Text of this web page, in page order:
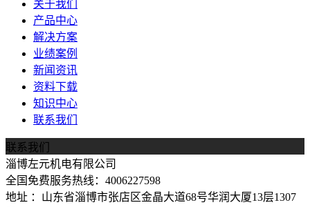
关于我们
产品中心
解决方案
业绩案例
新闻资讯
资料下载
知识中心
联系我们
联系我们
淄博左元机电有限公司
全国免费服务热线：4006227598
地址 ：山东省淄博市张店区金晶大道68号华润大厦13层1307